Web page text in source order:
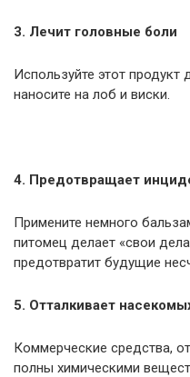
3. Лечит головные боли
Используйте этот продукт
наносите на лоб и виски.
4. Предотвращает
Примените немного
питомец делает «свои
предотвратит будущие
5. Отталкивает
Коммерческие средства,
полны химическими